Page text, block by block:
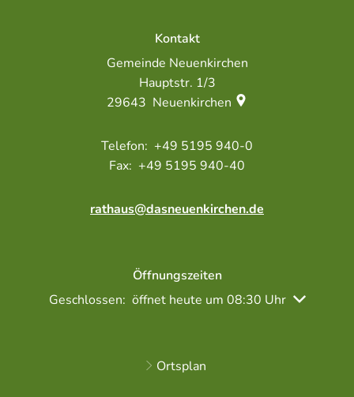
Kontakt
Gemeinde Neuenkirchen
Hauptstr. 1/3
29643 Neuenkirchen
+49 5195 940-0
+49 5195 940-40
rathaus@dasneuenkirchen.de
Öffnungszeiten
Klicken, um weitere Öffnungs- oder Schließzeiten
Geschlossen: öffnet heute um 08:30 Uhr
Ortsplan